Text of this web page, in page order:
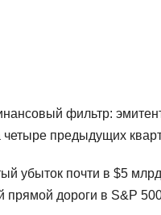
фильтр:
предыдущих
убыток почти в $5
прямой дороги в S&P